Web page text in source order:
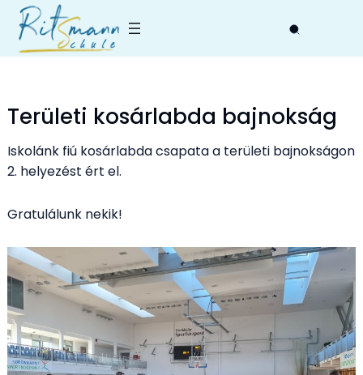
Skip
content
Területi kosárlabda bajnokság
Iskolánk fiú kosárlabda csapata a területi bajnokságon
2. helyezést ért el.
Gratulálunk nekik!